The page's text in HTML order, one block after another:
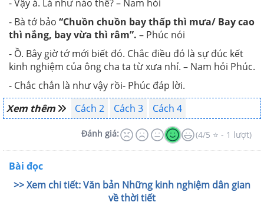
- Vậy á. Là như nào thế? – Nam hỏi
- Bà tớ bảo “Chuồn chuồn bay thấp thì mưa/ Bay cao
thì nắng, bay vừa thì râm”. – Phúc nói
- Ồ. Bây giờ tớ mới biết đó. Chắc điều đó là sự đúc kết
kinh nghiệm của ông cha ta từ xưa nhỉ. – Nam hỏi Phúc.
- Chắc chắn là như vậy rồi- Phúc đáp lời.
Xem thêm
Cách 2 Cách 3 Cách 4
Đánh giá: (4/5 ⭐ - 1 lượt)
Bài đọc
>> Xem chi tiết: Văn bản Những kinh nghiệm dân gian
về thời tiết